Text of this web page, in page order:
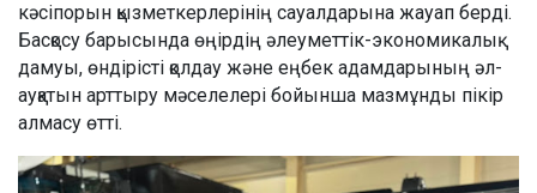
кәсіпорын қызметкерлерінің сауалдарына жауап берді.
Басқосу барысында өңірдің әлеуметтік-экономикалық
дамуы, өндірісті қолдау және еңбек адамдарының әл-
ауқатын арттыру мәселелері бойынша мазмұнды пікір
алмасу өтті.